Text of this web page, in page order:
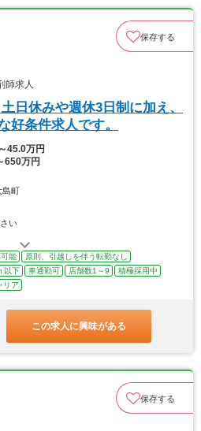
保存する
師求人
日休みや週休3日制に加え、
好条件求人です。
45.0万円
650万円
島町
い
能
原則、引越しを伴う転勤なし
以下 車通勤可 店舗数1～9
積極採用中
リア
この求人に興味がある
保存する